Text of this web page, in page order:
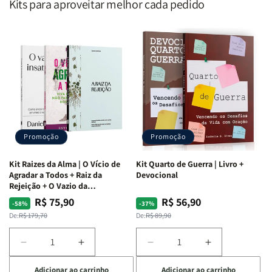
Kits para aproveitar melhor cada pedido
Promoção
Kit Raizes da Alma | O Vício de
Agradar a Todos + Raiz da
Rejeição + O Vazio da
Insatisfação.
-58%
Preço
normal
De:R$ 179,70
Preço
promocional
R$ 75,90
Diminuir
a
Aumentar
a
Adicionar ao carrinho
Promoção
Kit Quarto de Guerra | Livro +
Devocional
-37%
Preço
normal
De:R$ 89,90
Preço
promocional
R$ 56,90
Diminuir
a
Aumentar
a
Adicionar ao carrinho